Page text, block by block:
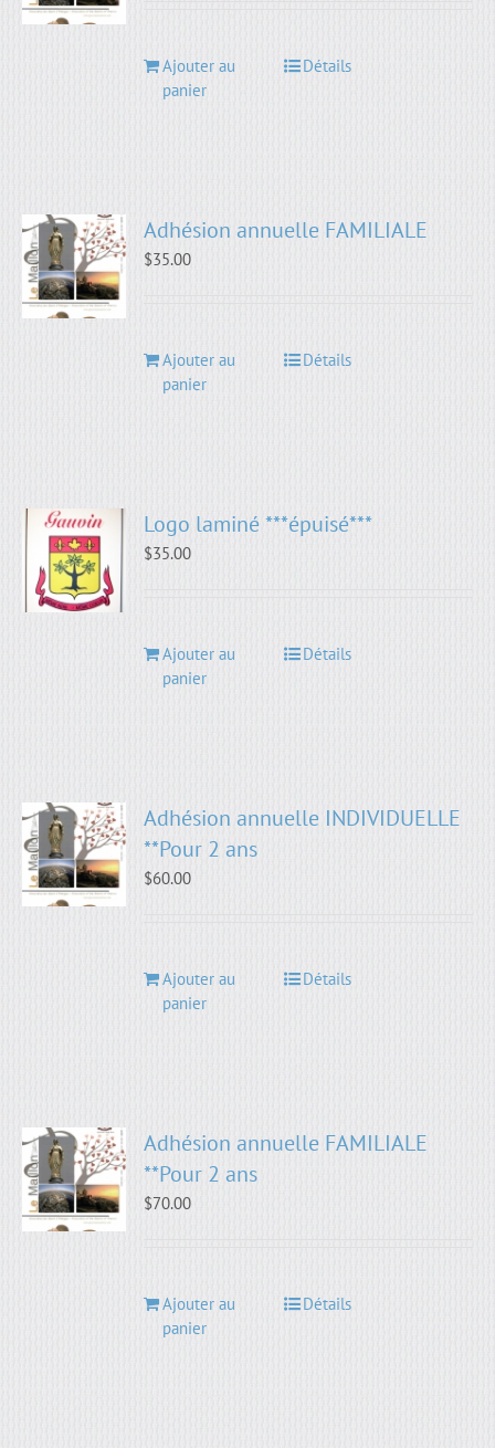
Ajouter au
panier
Détails
Adhésion annuelle FAMILIALE
$35.00
Ajouter au
panier
Détails
Logo laminé ***épuisé***
$35.00
Ajouter au
panier
Détails
Adhésion annuelle INDIVIDUELLE
**Pour 2 ans
$60.00
Ajouter au
panier
Détails
Adhésion annuelle FAMILIALE
**Pour 2 ans
$70.00
Ajouter au
panier
Détails